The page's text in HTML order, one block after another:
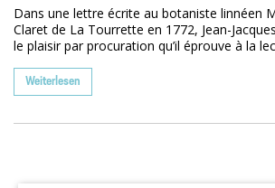
Dans une lettre écrite au botaniste linnéen
Claret de La Tourrette en 1772, Jean-
le plaisir par procuration qu’il éprouve à la
Weiterlesen